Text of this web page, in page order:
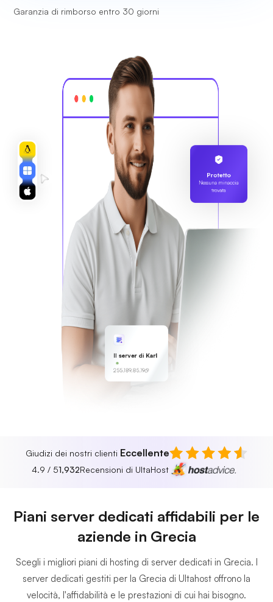
Garanzia di rimborso entro 30 giorni
Protetto
Nessuna minaccia
trovata
Il server di Karl
255.189.85.19
Giudizi dei nostri clienti Eccellente
4.9 / 51,932Recensioni di UltaHost
Piani server dedicati affidabili per le
aziende in Grecia
Scegli i migliori piani di hosting di server dedicati in Grecia. I
server dedicati gestiti per la Grecia di Ultahost offrono la
velocità, l'affidabilità e le prestazioni di cui hai bisogno.